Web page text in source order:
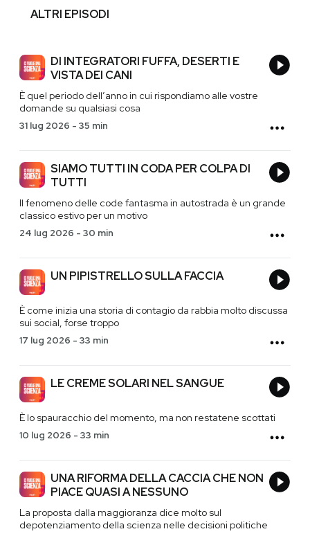
ALTRI EPISODI
DI INTEGRATORI FUFFA, DESERTI E
VISTA DEI CANI
È quel periodo dell’anno in cui rispondiamo alle vostre
domande su qualsiasi cosa
31 lug 2026 - 35 min
SIAMO TUTTI IN CODA PER COLPA DI
TUTTI
Il fenomeno delle code fantasma in autostrada è un grande
classico estivo per un motivo
24 lug 2026 - 30 min
UN PIPISTRELLO SULLA FACCIA
È come inizia una storia di contagio da rabbia molto discussa
sui social, forse troppo
17 lug 2026 - 33 min
LE CREME SOLARI NEL SANGUE
È lo spauracchio del momento, ma non restatene scottati
10 lug 2026 - 33 min
UNA RIFORMA DELLA CACCIA CHE NON
PIACE QUASI A NESSUNO
La proposta dalla maggioranza dice molto sul
depotenziamento della scienza nelle decisioni politiche